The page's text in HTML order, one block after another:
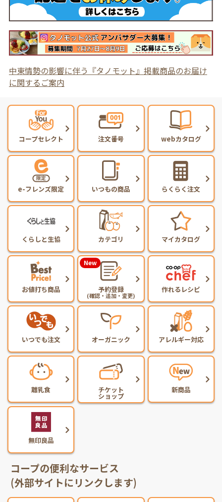
中東情勢の影響に伴う『タノモット』掲載商品のお届け
に関するご案内
コープセレクト 注文番号 webカタログ
e-フレンズ限定 いつもの商品 らくらく注文
くらしと生協 カテゴリ マイカタログ
お値打ち商品 予約登録
(確認・追加・変更)
New
作れるレシピ
いつでも注文 オーガニック アレルギー対応
離乳食 チケット
ショップ
新商品
無印良品
コープの便利なサービス
(外部サイトにリンクします)